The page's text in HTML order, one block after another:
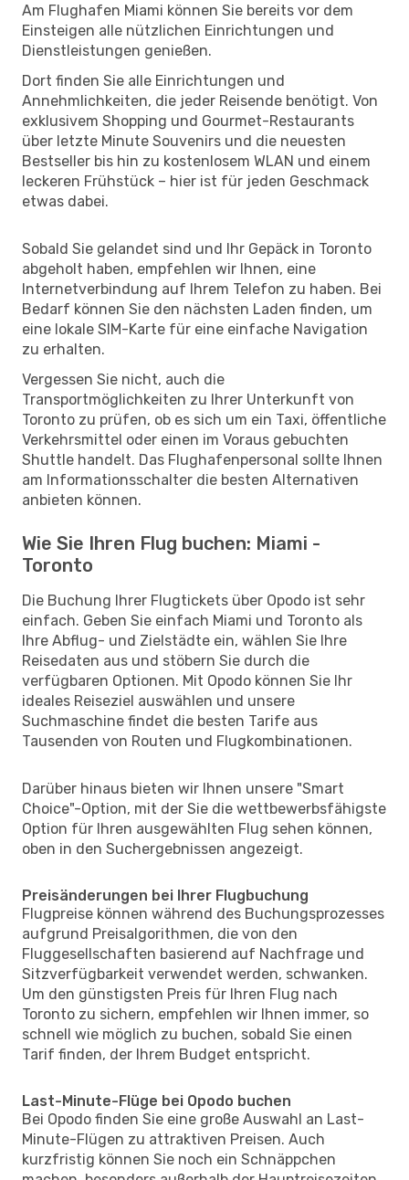
Am Flughafen Miami können Sie bereits vor dem
Einsteigen alle nützlichen Einrichtungen und
Dienstleistungen genießen.
Dort finden Sie alle Einrichtungen und
Annehmlichkeiten, die jeder Reisende benötigt. Von
exklusivem Shopping und Gourmet-Restaurants
über letzte Minute Souvenirs und die neuesten
Bestseller bis hin zu kostenlosem WLAN und einem
leckeren Frühstück – hier ist für jeden Geschmack
etwas dabei.
Sobald Sie gelandet sind und Ihr Gepäck in Toronto
abgeholt haben, empfehlen wir Ihnen, eine
Internetverbindung auf Ihrem Telefon zu haben. Bei
Bedarf können Sie den nächsten Laden finden, um
eine lokale SIM-Karte für eine einfache Navigation
zu erhalten.
Vergessen Sie nicht, auch die
Transportmöglichkeiten zu Ihrer Unterkunft von
Toronto zu prüfen, ob es sich um ein Taxi, öffentliche
Verkehrsmittel oder einen im Voraus gebuchten
Shuttle handelt. Das Flughafenpersonal sollte Ihnen
am Informationsschalter die besten Alternativen
anbieten können.
Wie Sie Ihren Flug buchen: Miami -
Toronto
Die Buchung Ihrer Flugtickets über Opodo ist sehr
einfach. Geben Sie einfach Miami und Toronto als
Ihre Abflug- und Zielstädte ein, wählen Sie Ihre
Reisedaten aus und stöbern Sie durch die
verfügbaren Optionen. Mit Opodo können Sie Ihr
ideales Reiseziel auswählen und unsere
Suchmaschine findet die besten Tarife aus
Tausenden von Routen und Flugkombinationen.
Darüber hinaus bieten wir Ihnen unsere "Smart
Choice"-Option, mit der Sie die wettbewerbsfähigste
Option für Ihren ausgewählten Flug sehen können,
oben in den Suchergebnissen angezeigt.
Preisänderungen bei Ihrer Flugbuchung
Flugpreise können während des Buchungsprozesses
aufgrund Preisalgorithmen, die von den
Fluggesellschaften basierend auf Nachfrage und
Sitzverfügbarkeit verwendet werden, schwanken.
Um den günstigsten Preis für Ihren Flug nach
Toronto zu sichern, empfehlen wir Ihnen immer, so
schnell wie möglich zu buchen, sobald Sie einen
Tarif finden, der Ihrem Budget entspricht.
Last-Minute-Flüge bei Opodo buchen
Bei Opodo finden Sie eine große Auswahl an Last-
Minute-Flügen zu attraktiven Preisen. Auch
kurzfristig können Sie noch ein Schnäppchen